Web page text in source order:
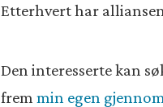
Etterhvert har
Den interesserte kan
fremmin egen